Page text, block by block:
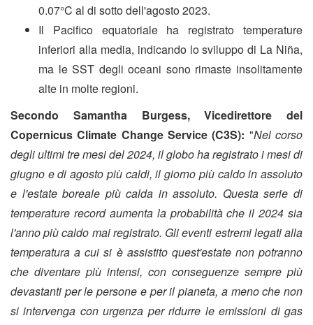
0.07°C al di sotto dell'agosto 2023.
Il Pacifico equatoriale ha registrato temperature
inferiori alla media, indicando lo sviluppo di La Niña,
ma le SST degli oceani sono rimaste insolitamente
alte in molte regioni.
Secondo Samantha Burgess, Vicedirettore del
Copernicus Climate Change Service (C3S): "Nel corso
degli ultimi tre mesi del 2024, il globo ha registrato i mesi di
giugno e di agosto più caldi, il giorno più caldo in assoluto
e l'estate boreale più calda in assoluto. Questa serie di
temperature record aumenta la probabilità che il 2024 sia
l'anno più caldo mai registrato. Gli eventi estremi legati alla
temperatura a cui si è assistito quest'estate non potranno
che diventare più intensi, con conseguenze sempre più
devastanti per le persone e per il pianeta, a meno che non
si intervenga con urgenza per ridurre le emissioni di gas